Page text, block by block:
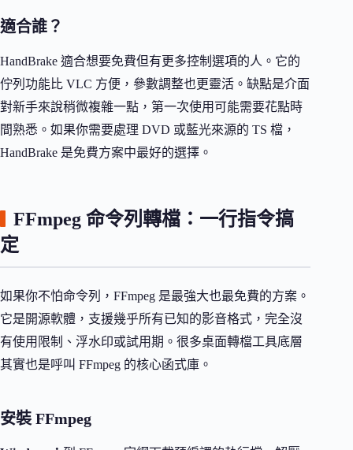
適合誰？
HandBrake 適合想要免費但有更多控制選項的人。它的
佇列功能比 VLC 方便，參數調整也更靈活。缺點是介面
對新手來說稍微複雜一點，第一次使用可能需要花點時
間熟悉。如果你需要處理 DVD 或藍光來源的 TS 檔，
HandBrake 是免費方案中最好的選擇。
FFmpeg 命令列轉檔：一行指令搞
定
如果你不怕命令列，FFmpeg 是最強大也最免費的方案。
它是開源軟體，支援幾乎所有已知的影音格式，完全沒
有使用限制、浮水印或試用期。很多桌面轉檔工具底層
其實也是呼叫 FFmpeg 的核心函式庫。
安裝 FFmpeg